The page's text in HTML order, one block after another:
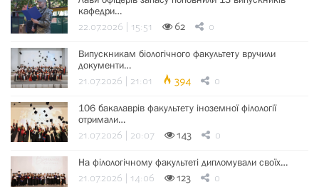
кафедри…
22.07.2026 | 15:51 62 0
Випускникам біологічного факультету вручили
документи…
21.07.2026 | 21:01 394 0
106 бакалаврів факультету іноземної філології
отримали…
21.07.2026 | 20:07 143 0
На філологічному факультеті дипломували своїх…
21.07.2026 | 14:06 123 0